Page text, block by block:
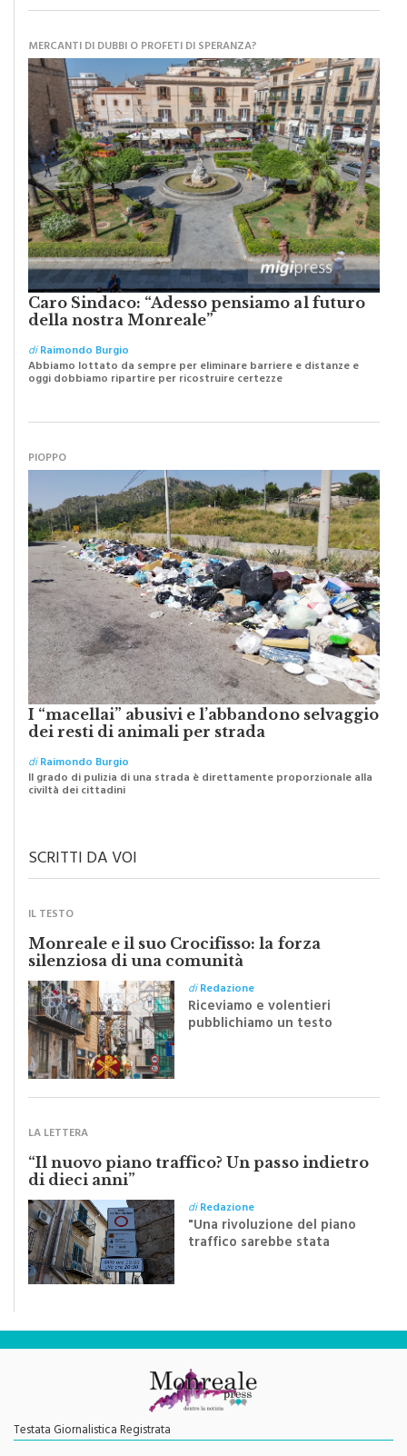
Caro Sindaco: “Adesso pensiamo al futuro
della nostra Monreale”
diRaimondo Burgio
Abbiamo lottato da sempre per eliminare barriere e distanze e
oggi dobbiamo ripartire per ricostruire certezze
I “macellai” abusivi e l’abbandono selvaggio
dei resti di animali per strada
diRaimondo Burgio
Il grado di pulizia di una strada è direttamente proporzionale alla
civiltà dei cittadini
Monreale e il suo Crocifisso: la forza
silenziosa di una comunità
diRedazione
Riceviamo e volentieri
pubblichiamo un testo
inviato dalla scrittrice
monrealese Mariella
“Il nuovo piano traffico? Un passo indietro
di dieci anni”
"Una rivoluzione del piano
traffico sarebbe stata
efficace se preceduta da
una rivoluzione culturale"
Testata Giornalistica Registrata
Autorizzazione del Tribunale di Palermo N. 621/2013